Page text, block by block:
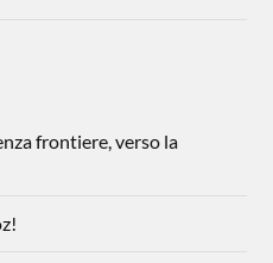
frontiere, verso la